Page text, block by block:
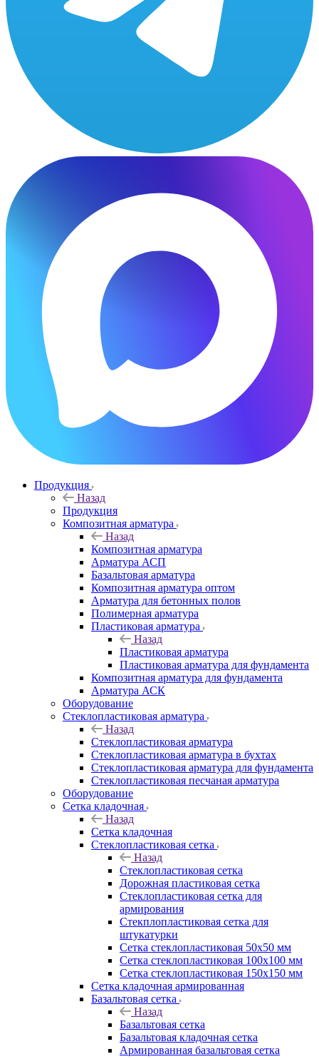
Продукция
Назад
Продукция
Композитная арматура
Назад
Композитная арматура
Арматура АСП
Базальтовая арматура
Композитная арматура оптом
Арматура для бетонных полов
Полимерная арматура
Пластиковая арматура
Назад
Пластиковая арматура
Пластиковая арматура для фундамента
Композитная арматура для фундамента
Арматура АСК
Оборудование
Cтеклопластиковая арматура
Назад
Cтеклопластиковая арматура
Стеклопластиковая арматура в бухтах
Стеклопластиковая арматура для фундамента
Стеклопластиковая песчаная арматура
Оборудование
Сетка кладочная
Назад
Сетка кладочная
Стеклопластиковая сетка
Назад
Стеклопластиковая сетка
Дорожная пластиковая сетка
Стеклопластиковая сетка для
армирования
Стекплопластиковая сетка для
штукатурки
Сетка стеклопластиковая 50x50 мм
Сетка стеклопластиковая 100x100 мм
Сетка стеклопластиковая 150x150 мм
Сетка кладочная армированная
Базальтовая сетка
Назад
Базальтовая сетка
Базальтовая кладочная сетка
Армированная базальтовая сетка